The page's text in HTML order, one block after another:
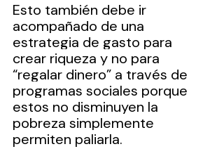
Esto también debe ir
acompañado de una
estrategia de gasto para
crear riqueza y no para
“regalar dinero” a través de
programas sociales porque
estos no disminuyen la
pobreza simplemente
permiten paliarla.